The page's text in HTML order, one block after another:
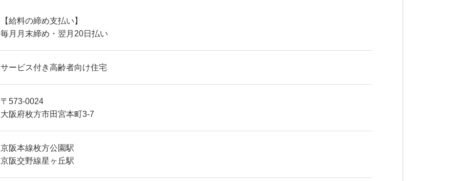
【給料の締め支払い】
毎月月末締め・翌月20日払い
サービス付き高齢者向け住宅
〒573-0024
大阪府枚方市田宮本町3-7
京阪本線枚方公園駅
京阪交野線星ヶ丘駅